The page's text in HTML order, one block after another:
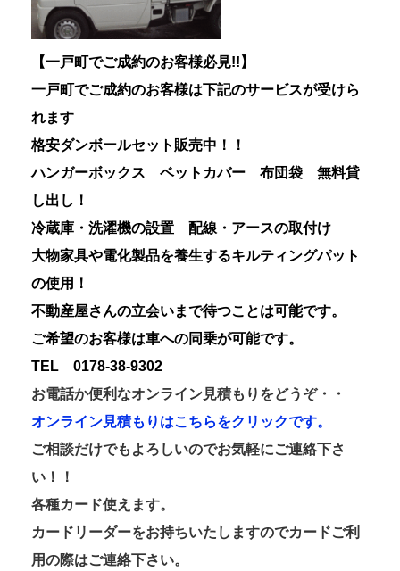
【一戸町でご成約のお客様必見!!】
一戸町でご成約のお客様は下記のサービスが受けら
れます
格安ダンボールセット販売中！！
ハンガーボックス ベットカバー 布団袋 無料貸
し出し！
冷蔵庫・洗濯機の設置 配線・アースの取付け
大物家具や電化製品を養生するキルティングパット
の使用！
不動産屋さんの立会いまで待つことは可能です。
ご希望のお客様は車への同乗が可能です。
TEL 0178-38-9302
お電話か便利なオンライン見積もりをどうぞ・・
オンライン見積もりはこちらをクリックです。
ご相談だけでもよろしいのでお気軽にご連絡下さ
い！！
各種カード使えます。
カードリーダーをお持ちいたしますのでカードご利
用の際はご連絡下さい。